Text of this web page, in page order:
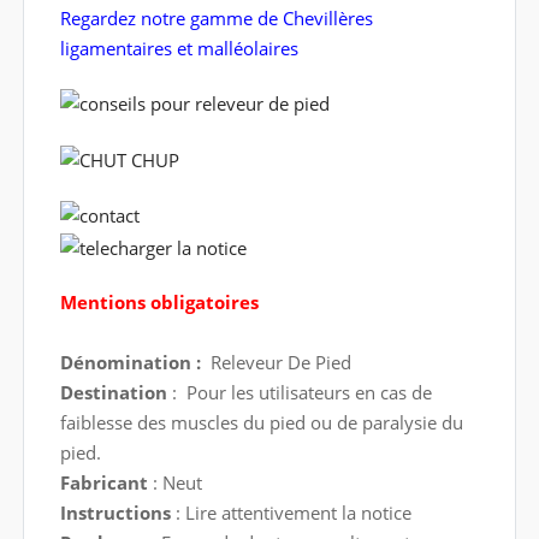
Regardez notre gamme de Chevillères
ligamentaires et malléolaires
Mentions obligatoires
Dénomination : Releveur De Pied
Destination : Pour les utilisateurs en cas de
faiblesse des muscles du pied ou de paralysie du
pied.
Fabricant : Neut
Instructions: Lire attentivement la notice